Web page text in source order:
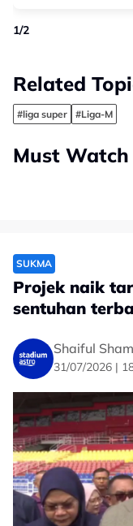
1/2
Related
#liga super #Liga-M
Must
SUKMA
Projek naik
sentuhan
Shaiful
31/07/2026 |